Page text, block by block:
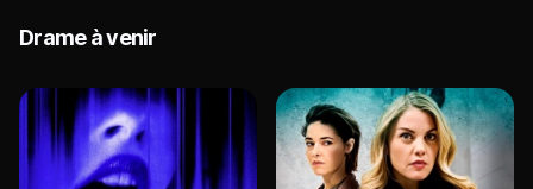
Drame à venir